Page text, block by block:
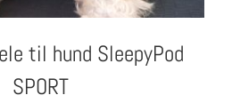
til hund SleepyPod
SPORT